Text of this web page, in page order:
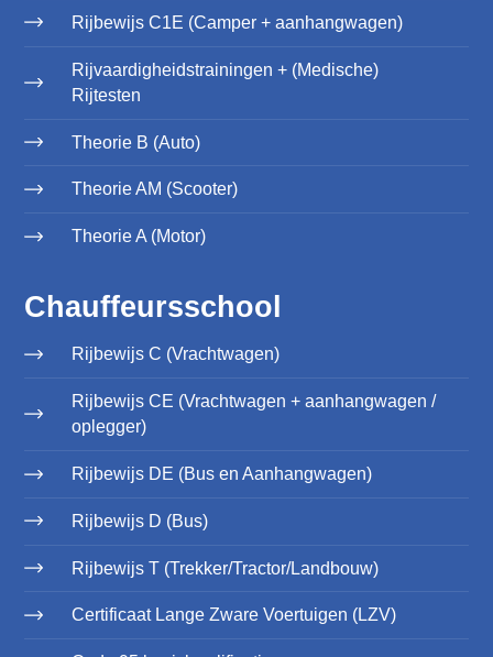
Rijbewijs C1E (Camper + aanhangwagen)
Rijvaardigheidstrainingen + (Medische)
Rijtesten
Theorie B (Auto)
Theorie AM (Scooter)
Theorie A (Motor)
Chauffeursschool
Rijbewijs C (Vrachtwagen)
Rijbewijs CE (Vrachtwagen + aanhangwagen /
oplegger)
Rijbewijs DE (Bus en Aanhangwagen)
Rijbewijs D (Bus)
Rijbewijs T (Trekker/Tractor/Landbouw)
Certificaat Lange Zware Voertuigen (LZV)